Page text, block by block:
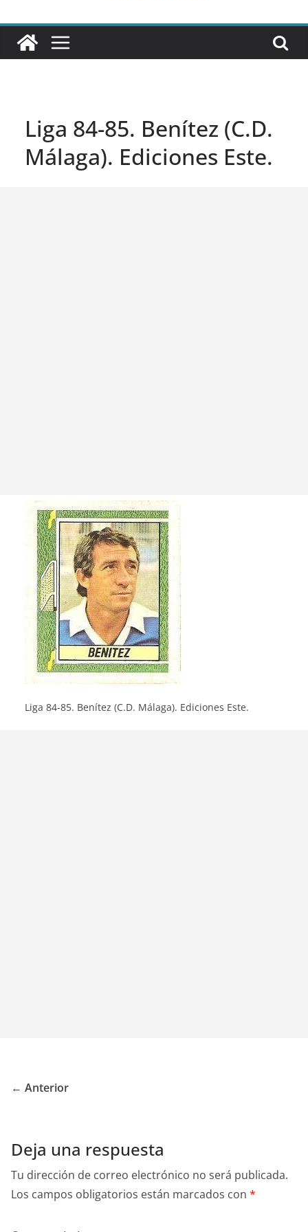
Liga 84-85. Benítez (C.D.
Málaga). Ediciones Este.
Liga 84-85. Benítez (C.D. Málaga). Ediciones Este.
← Anterior
Deja una respuesta
Tu dirección de correo electrónico no será publicada.
Los campos obligatorios están marcados con *